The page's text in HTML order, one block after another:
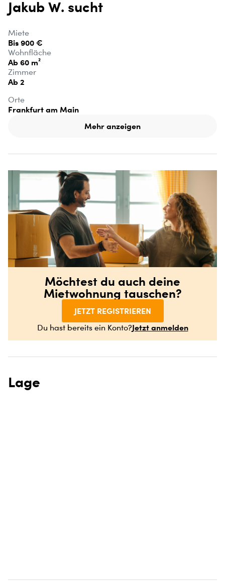
Jakub W. sucht
Miete
Bis 900 €
Wohnfläche
Ab 60 m²
Zimmer
Ab 2
Orte
Frankfurt am Main
Mehr anzeigen
Möchtest du auch deine
Mietwohnung tauschen?
JETZT REGISTRIEREN
Du hast bereits ein Konto?Jetzt anmelden
Lage